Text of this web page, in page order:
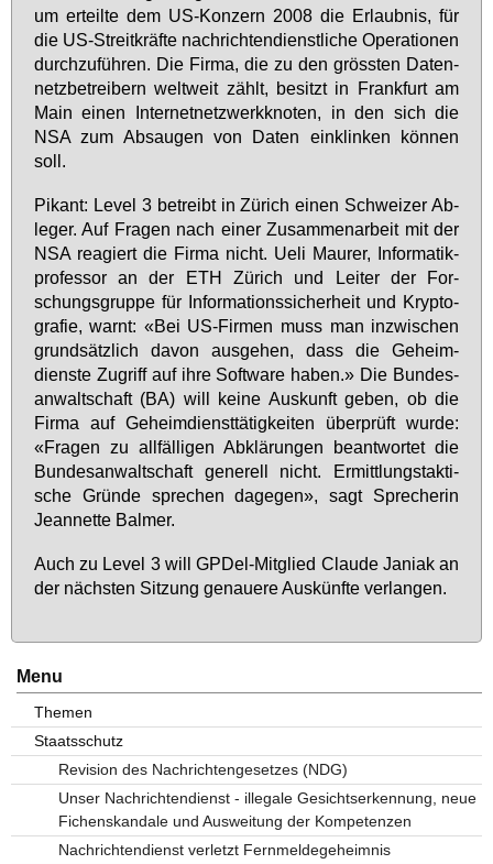
um er­teil­te dem US-Kon­zern 2008 die Er­laub­nis, für
die US-Streit­kräf­te nach­rich­ten­dienst­li­che Ope­ra­tio­nen
durch­zu­füh­ren. Die Fir­ma, die zu den gröss­ten Da­ten­
netz­be­trei­bern welt­weit zählt, be­sitzt in Frank­furt am
Main ei­nen In­ter­net­netz­werk­kno­ten, in den sich die
NSA zum Ab­sau­gen von Da­ten ein­klin­ken kön­nen
soll.
Pi­kant: Le­vel 3 be­treibt in Zü­rich ei­nen Schwei­zer Ab­
le­ger. Auf Fra­gen nach ei­ner Zu­sam­men­ar­beit mit der
NSA re­agiert die Fir­ma nicht. Ue­li Mau­rer, In­for­ma­tik­
pro­fes­sor an der ETH Zü­rich und Lei­ter der For­
schungs­grup­pe für In­for­ma­ti­ons­si­cher­heit und Kryp­to­
gra­fie, warnt: «Bei US-Fir­men muss man in­zwi­schen
grund­sätz­lich da­von aus­ge­hen, dass die Ge­heim­
diens­te Zu­griff auf ih­re Soft­ware ha­ben.» Die Bun­des­
an­walt­schaft (BA) will kei­ne Aus­kunft ge­ben, ob die
Fir­ma auf Ge­heim­dienst­tä­tig­kei­ten über­prüft wur­de:
«Fra­gen zu all­fäl­li­gen Ab­klä­run­gen be­ant­wor­tet die
Bun­des­an­walt­schaft ge­ne­rell nicht. Er­mitt­lungs­tak­ti­
sche Grün­de spre­chen da­ge­gen», sagt Spre­che­rin
Jean­net­te Bal­mer.
Auch zu Le­vel 3 will GPDel-Mit­glied Clau­de Ja­ni­ak an
der nächs­ten Sit­zung ge­naue­re Aus­künf­te ver­lan­gen.
Menu
Themen
Staatsschutz
Revision des Nachrichtengesetzes (NDG)
Unser Nachrichtendienst - illegale Gesichtserkennung, neue
Fichenskandale und Ausweitung der Kompetenzen
Nachrichtendienst verletzt Fernmeldegeheimnis